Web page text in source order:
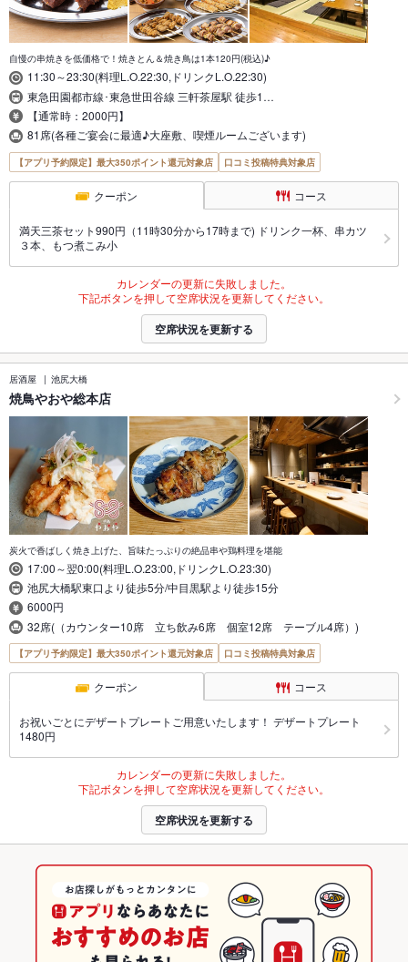
自慢の串焼きを低価格で！焼きとん＆焼き鳥は1本120円(税込)♪
11:30～23:30(料理L.O.22:30,ドリンクL.O.22:30)
東急田園都市線･東急世田谷線 三軒茶屋駅 徒歩1…
【通常時：2000円】
81席(各種ご宴会に最適♪大座敷、喫煙ルームございます)
【アプリ予約限定】最大350ポイント還元対象店 口コミ投稿特典対象店
クーポン コース
満天三茶セット990円（11時30分から17時まで) ドリンク一杯、串カツ
３本、もつ煮こみ小
カレンダーの更新に失敗しました。
下記ボタンを押して空席状況を更新してください。
空席状況を更新する
居酒屋 池尻大橋
焼鳥やおや総本店
炭火で香ばしく焼き上げた、旨味たっぷりの絶品串や鶏料理を堪能
17:00～翌0:00(料理L.O.23:00,ドリンクL.O.23:30)
池尻大橋駅東口より徒歩5分/中目黒駅より徒歩15分
6000円
32席(（カウンター10席 立ち飲み6席 個室12席 テーブル4席）)
【アプリ予約限定】最大350ポイント還元対象店 口コミ投稿特典対象店
クーポン コース
お祝いごとにデザートプレートご用意いたします！ デザートプレート
1480円
カレンダーの更新に失敗しました。
下記ボタンを押して空席状況を更新してください。
空席状況を更新する